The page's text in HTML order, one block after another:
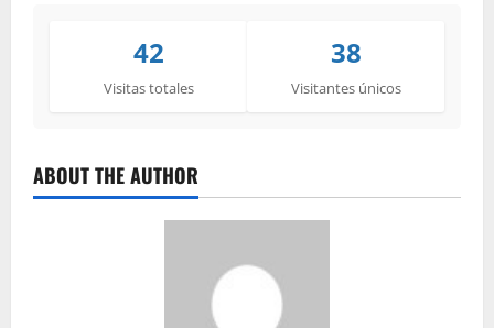
42
Visitas totales
38
Visitantes únicos
ABOUT THE AUTHOR